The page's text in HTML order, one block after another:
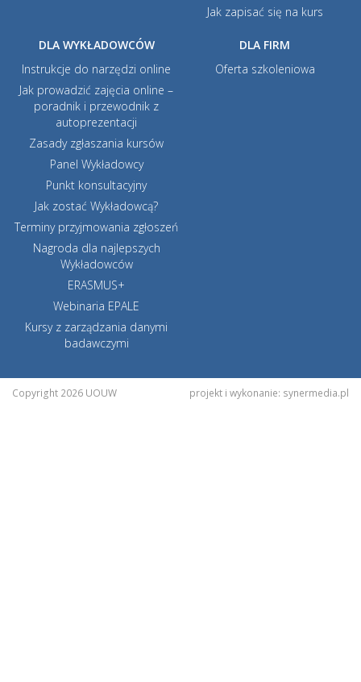
Jak zapisać się na kurs
DLA WYKŁADOWCÓW
Instrukcje do narzędzi online
Jak prowadzić zajęcia online –
poradnik i przewodnik z
autoprezentacji
Zasady zgłaszania kursów
Panel Wykładowcy
Punkt konsultacyjny
Jak zostać Wykładowcą?
Terminy przyjmowania zgłoszeń
Nagroda dla najlepszych
Wykładowców
ERASMUS+
Webinaria EPALE
Kursy z zarządzania danymi
badawczymi
DLA FIRM
Oferta szkoleniowa
Copyright 2026 UOUW projekt i wykonanie: synermedia.pl